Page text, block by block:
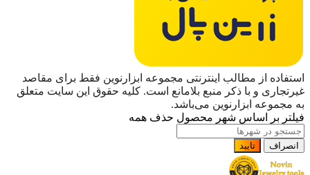
استفاده از مطالب اینترنتی مجموعه ابزارنوین فقط برای مقاصد
غیرتجاری و با ذکر منبع بلامانع است. کلیه حقوق این سایت متعلق
به مجموعه ابزارنوین می‌باشد.
فیلتر بر اساس شهر محصول حذف همه
انصراف تایید